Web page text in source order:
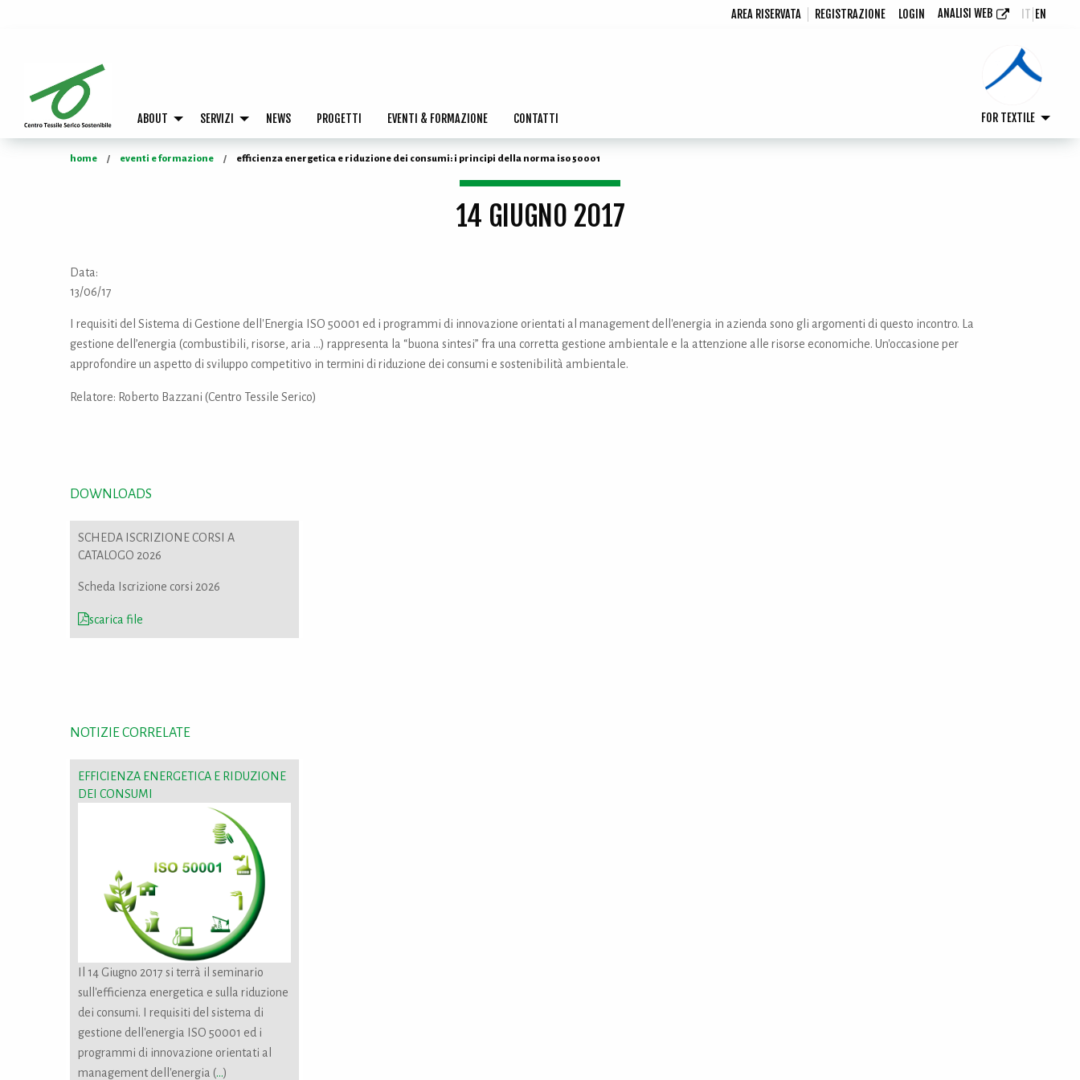
AREA RISERVATA REGISTRAZIONE LOGIN ANALISI WEB IT EN
ABOUT SERVIZI NEWS PROGETTI EVENTI & FORMAZIONE CONTATTI FOR TEXTILE
home eventi e formazione efficienza energetica e riduzione dei consumi: i principi della norma iso 50001
14 GIUGNO 2017
Data:
13/06/17
I requisiti del Sistema di Gestione dell'Energia ISO 50001 ed i programmi di innovazione orientati al management dell'energia in azienda sono gli argomenti di questo incontro. La
gestione dell’energia (combustibili, risorse, aria …) rappresenta la “buona sintesi” fra una corretta gestione ambientale e la attenzione alle risorse economiche. Un'occasione per
approfondire un aspetto di sviluppo competitivo in termini di riduzione dei consumi e sostenibilità ambientale.
Relatore: Roberto Bazzani (Centro Tessile Serico)
DOWNLOADS
SCHEDA ISCRIZIONE CORSI A
CATALOGO 2026
Scheda Iscrizione corsi 2026
scarica file
NOTIZIE CORRELATE
EFFICIENZA ENERGETICA E RIDUZIONE
DEI CONSUMI
Il 14 Giugno 2017 si terrà il seminario
sull'efficienza energetica e sulla riduzione
dei consumi. I requisiti del sistema di
gestione dell'energia ISO 50001 ed i
programmi di innovazione orientati al
management dell'energia (...)